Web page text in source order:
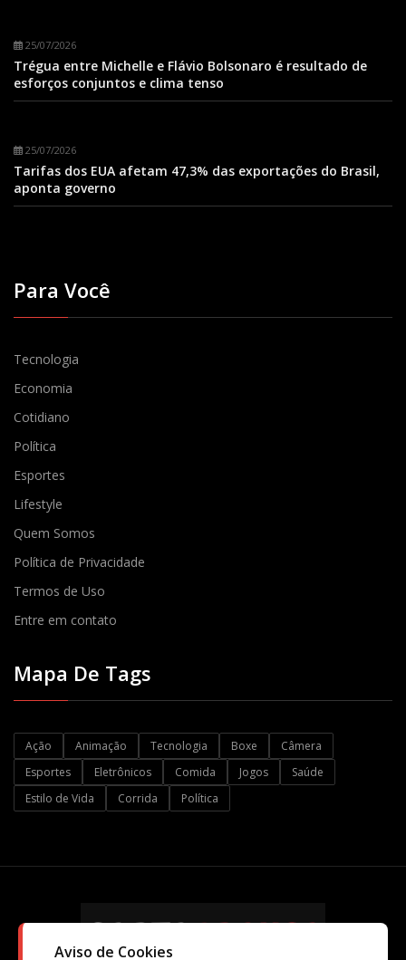
25/07/2026
Trégua entre Michelle e Flávio Bolsonaro é resultado de
esforços conjuntos e clima tenso
25/07/2026
Tarifas dos EUA afetam 47,3% das exportações do Brasil,
aponta governo
Para Você
Tecnologia
Economia
Cotidiano
Política
Esportes
Lifestyle
Quem Somos
Política de Privacidade
Termos de Uso
Entre em contato
Mapa De Tags
Ação Animação Tecnologia Boxe
Câmera
Esportes
Eletrônicos Comida Jogos
Saúde
Estilo de Vida
Corrida Política
Aviso de Cookies